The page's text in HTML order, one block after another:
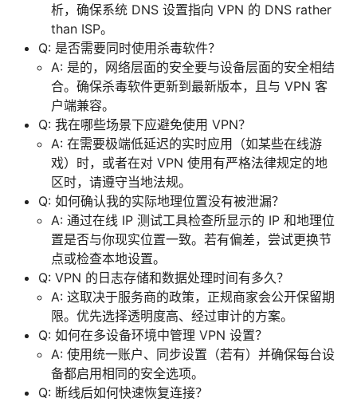
析，确保系统 DNS 设置指向 VPN 的 DNS rather
than ISP。
Q: 是否需要同时使用杀毒软件？
A: 是的，网络层面的安全要与设备层面的安全相结
合。确保杀毒软件更新到最新版本，且与 VPN 客
户端兼容。
Q: 我在哪些场景下应避免使用 VPN？
A: 在需要极端低延迟的实时应用（如某些在线游
戏）时，或者在对 VPN 使用有严格法律规定的地
区时，请遵守当地法规。
Q: 如何确认我的实际地理位置没有被泄漏？
A: 通过在线 IP 测试工具检查所显示的 IP 和地理位
置是否与你现实位置一致。若有偏差，尝试更换节
点或检查本地设置。
Q: VPN 的日志存储和数据处理时间有多久？
A: 这取决于服务商的政策，正规商家会公开保留期
限。优先选择透明度高、经过审计的方案。
Q: 如何在多设备环境中管理 VPN 设置？
A: 使用统一账户、同步设置（若有）并确保每台设
备都启用相同的安全选项。
Q: 断线后如何快速恢复连接？